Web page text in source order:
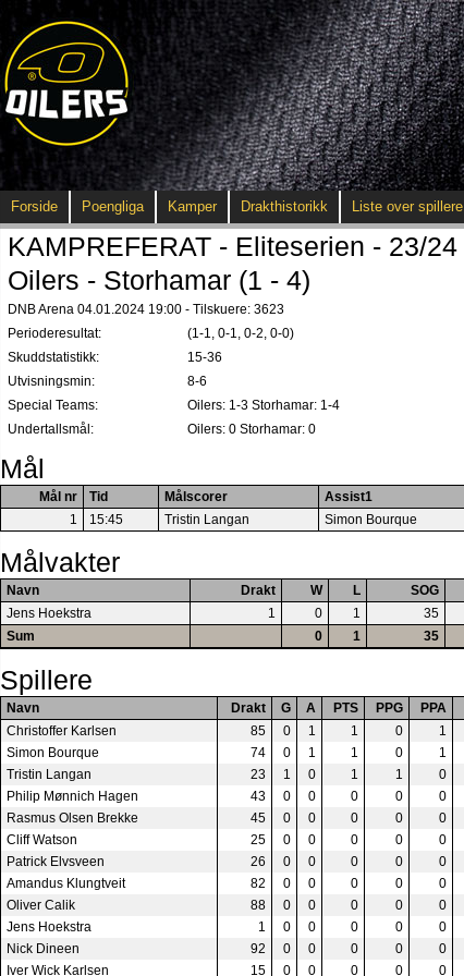
Forside Poengliga Kamper Drakthistorikk Liste over spillere
KAMPREFERAT - Eliteserien - 23/24
Oilers - Storhamar (1 - 4)
DNB Arena 04.01.2024 19:00 - Tilskuere: 3623
Perioderesultat:
(1-1, 0-1, 0-2, 0-0)
Skuddstatistikk:
15-36
Utvisningsmin:
8-6
Special Teams:
Oilers: 1-3 Storhamar: 1-4
Undertallsmål:
Oilers: 0 Storhamar: 0
Mål
Mål nr Tid Målscorer Assist1
1
15:45 Tristin Langan Simon Bourque
Målvakter
Navn Drakt W L SOG
Jens Hoekstra
1 0 1 35
Sum
0 1 35
Spillere
Navn Drakt G A PTS PPG PPA
Christoffer Karlsen
85 0 1 1 0 1
Simon Bourque
74 0 1 1 0 1
Tristin Langan
23 1 0 1 1 0
Philip Mønnich Hagen
43 0 0 0 0 0
Rasmus Olsen Brekke
45 0 0 0 0 0
Cliff Watson
25 0 0 0 0 0
Patrick Elvsveen
26 0 0 0 0 0
Amandus Klungtveit
82 0 0 0 0 0
Oliver Calik
88 0 0 0 0 0
Jens Hoekstra
1 0 0 0 0 0
Nick Dineen
92 0 0 0 0 0
Iver Wick Karlsen
15 0 0 0 0 0